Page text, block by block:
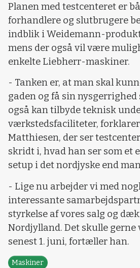
Planen med testcenteret er
forhandlere og slutbrugere
indblik i Weidemann-
mens der også vil være
enkelte Liebherr-maskiner.
- Tanken er, at man skal
gaden og få sin
også kan tilbyde teknisk
værkstedsfaciliteter,
Matthiesen, der ser
skridt i, hvad han ser som et
setup i det nordjyske end
- Lige nu arbejder vi med
interessante
styrkelse af vores salg og
Nordjylland. Det skulle gerne
senest 1. juni, fortæller han.
Maskiner